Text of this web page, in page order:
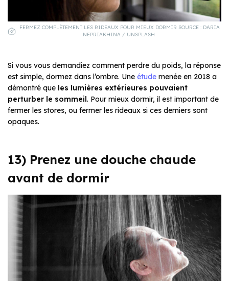
FERMEZ COMPLÈTEMENT LES RIDEAUX POUR MIEUX DORMIR SOURCE : DARIA
NEPRIAKHINA / UNSPLASH
Si vous vous demandiez comment perdre du poids, la réponse
est simple, dormez dans l’ombre. Une étude menée en 2018 a
démontré que les lumières extérieures pouvaient
perturber le sommeil. Pour mieux dormir, il est important de
fermer les stores, ou fermer les rideaux si ces derniers sont
opaques.
13) Prenez une douche chaude
avant de dormir